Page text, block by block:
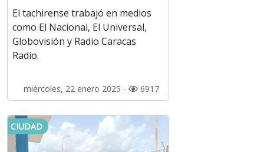
El tachirense trabajó en medios
como El Nacional, El Universal,
Globovisión y Radio Caracas
Radio.
miércoles, 22 enero 2025 - 6917
CIUDAD